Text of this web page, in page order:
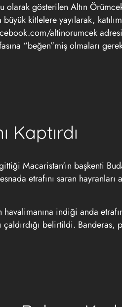
olarak gösterilen Altın
kitlelere yayılarak,
altinorumcek
“beğen”miş olmaları
Kaptırdı
Macaristan'ın başkenti
etrafını saran hayranları
indiği anda
çaldırdığı belirtildi.